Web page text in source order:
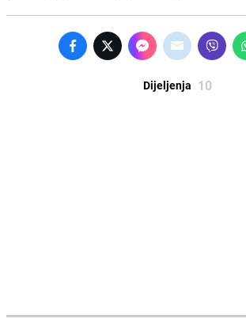
Dijeljenja 10